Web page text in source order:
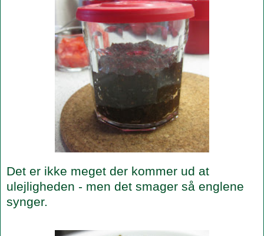
Det er ikke meget der kommer ud at
ulejligheden - men det smager så englene
synger.